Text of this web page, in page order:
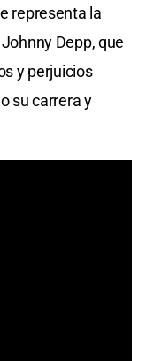
representa la
Depp, que
y perjuicios
su carrera y